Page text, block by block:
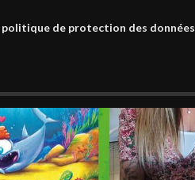
politique de protection des données